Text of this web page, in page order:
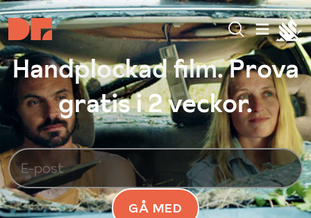
Handplockad film. Prova
gratis i 2 veckor.
GÅ MED